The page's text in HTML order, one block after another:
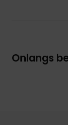
Onlangs